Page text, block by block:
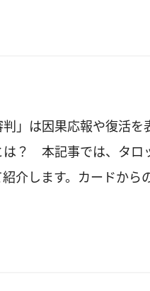
」は因果応報や復活
は？ 本記事では、タロ
介します。カードから